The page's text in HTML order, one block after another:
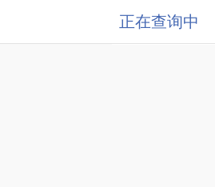
正在查询中